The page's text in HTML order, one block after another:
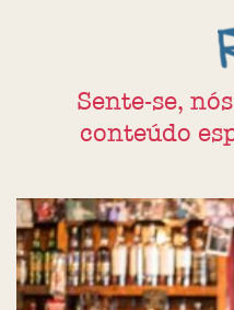
Sente-se,
conteúdo